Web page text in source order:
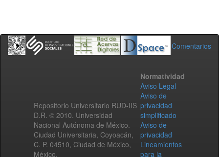
Comentarios
Repositorio Universitario RUD-IIS
D.R. © 2010. Universidad
Nacional Autónoma de México.
Ciudad Universitaria, Coyoacán,
C. P. 04510, Ciudad de México,
México.
Normatividad
Aviso Legal
Aviso de
privacidad
simplificado
Aviso de
privacidad
Lineamientos
para la